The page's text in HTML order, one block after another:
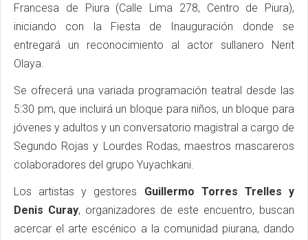
Francesa de Piura (Calle Lima 278, Centro de Piura),
iniciando con la Fiesta de Inauguración donde se
entregará un reconocimiento al actor sullanero Nerit
Olaya.
Se ofrecerá una variada programación teatral desde las
5:30 pm, que incluirá un bloque para niños, un bloque para
jóvenes y adultos y un conversatorio magistral a cargo de
Segundo Rojas y Lourdes Rodas, maestros mascareros
colaboradores del grupo Yuyachkani.
Los artistas y gestores Guillermo Torres Trelles y
Denis Curay, organizadores de este encuentro, buscan
acercar el arte escénico a la comunidad piurana, dando